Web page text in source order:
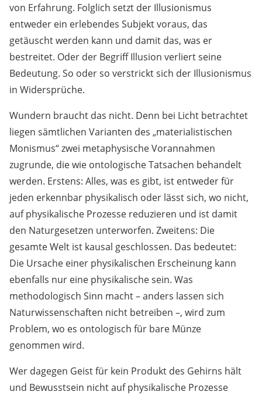
von Erfahrung. Folglich setzt der Illusionismus
entweder ein erlebendes Subjekt voraus, das
getäuscht werden kann und damit das, was er
bestreitet. Oder der Begriff Illusion verliert seine
Bedeutung. So oder so verstrickt sich der Illusionismus
in Widersprüche.
Wundern braucht das nicht. Denn bei Licht betrachtet
liegen sämtlichen Varianten des „materialistischen
Monismus“ zwei metaphysische Vorannahmen
zugrunde, die wie ontologische Tatsachen behandelt
werden. Erstens: Alles, was es gibt, ist entweder für
jeden erkennbar physikalisch oder lässt sich, wo nicht,
auf physikalische Prozesse reduzieren und ist damit
den Naturgesetzen unterworfen. Zweitens: Die
gesamte Welt ist kausal geschlossen. Das bedeutet:
Die Ursache einer physikalischen Erscheinung kann
ebenfalls nur eine physikalische sein. Was
methodologisch Sinn macht – anders lassen sich
Naturwissenschaften nicht betreiben –, wird zum
Problem, wo es ontologisch für bare Münze
genommen wird.
Wer dagegen Geist für kein Produkt des Gehirns hält
und Bewusstsein nicht auf physikalische Prozesse